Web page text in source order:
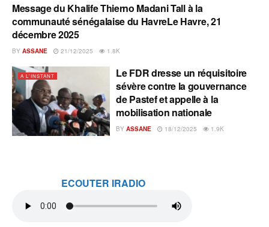
A L'INSTANT
Message du Khalife Thierno Madani Tall à la
communauté sénégalaise du HavreLe Havre, 21
décembre 2025
BY ASSANE 21/12/2025 1.8K
A L'INSTANT
Le FDR dresse un réquisitoire
sévère contre la gouvernance
de Pastef et appelle à la
mobilisation nationale
BY ASSANE 18/12/2025 1.9K
ECOUTER IRADIO